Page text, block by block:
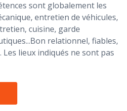
sont globalement les
entretien de véhicules,
cuisine, garde
relationnel, fiables,
lieux indiqués ne sont pas